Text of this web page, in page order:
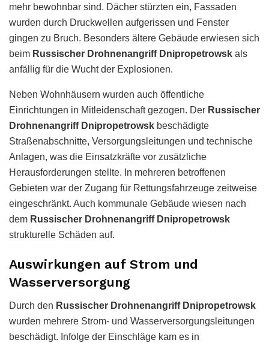
mehr bewohnbar sind. Dächer stürzten ein, Fassaden
wurden durch Druckwellen aufgerissen und Fenster
gingen zu Bruch. Besonders ältere Gebäude erwiesen sich
beim Russischer Drohnenangriff Dnipropetrowsk als
anfällig für die Wucht der Explosionen.
Neben Wohnhäusern wurden auch öffentliche
Einrichtungen in Mitleidenschaft gezogen. Der Russischer
Drohnenangriff Dnipropetrowsk beschädigte
Straßenabschnitte, Versorgungsleitungen und technische
Anlagen, was die Einsatzkräfte vor zusätzliche
Herausforderungen stellte. In mehreren betroffenen
Gebieten war der Zugang für Rettungsfahrzeuge zeitweise
eingeschränkt. Auch kommunale Gebäude wiesen nach
dem Russischer Drohnenangriff Dnipropetrowsk
strukturelle Schäden auf.
Auswirkungen auf Strom und
Wasserversorgung
Durch den Russischer Drohnenangriff Dnipropetrowsk
wurden mehrere Strom- und Wasserversorgungsleitungen
beschädigt. Infolge der Einschläge kam es in